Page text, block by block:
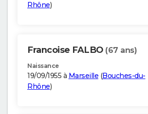
Rhône)
Francoise FALBO (67 ans)
Naissance
19/09/1955 à Marseille (Bouches-du-
Rhône)